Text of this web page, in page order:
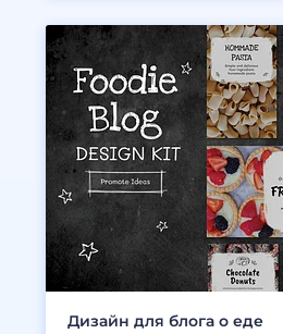
Дизайн для блога о еде